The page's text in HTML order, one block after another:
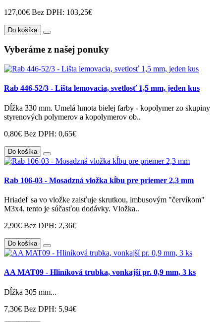
127,00€ Bez DPH: 103,25€
Do košíka
Vyberáme z našej ponuky
Rab 446-52/3 - Lišta lemovacia, svetlosť 1,5 mm, jeden kus
Dĺžka 330 mm. Umelá hmota bielej farby - kopolymer zo skupiny
styrenových polymerov a kopolymerov ob..
0,80€ Bez DPH: 0,65€
Do košíka
Rab 106-03 - Mosadzná vložka kĺbu pre priemer 2,3 mm
Hriadeľ sa vo vložke zaisťuje skrutkou, imbusovým "červíkom"
M3x4, tento je súčasťou dodávky. Vložka..
2,90€ Bez DPH: 2,36€
Do košíka
AA MAT09 - Hliníková trubka, vonkajší pr. 0,9 mm, 3 ks
Dĺžka 305 mm...
7,30€ Bez DPH: 5,94€